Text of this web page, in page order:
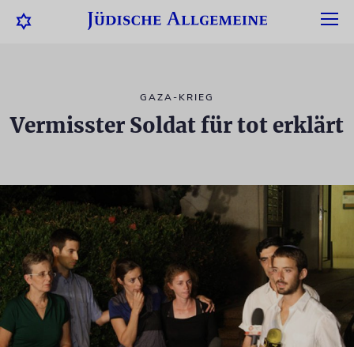
GAZA-KRIEG
Vermisster Soldat für tot erklärt